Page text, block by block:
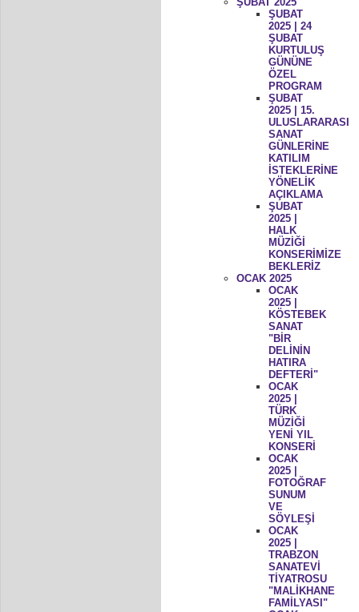
ŞUBAT
2025 | 24
ŞUBAT
KURTULUŞ
GÜNÜNE
ÖZEL
PROGRAM
ŞUBAT
2025 | 15.
ULUSLARARASI
SANAT
GÜNLERİNE
KATILIM
İSTEKLERİNE
YÖNELİK
AÇIKLAMA
ŞUBAT
2025 |
HALK
MÜZİĞİ
KONSERİMİZE
BEKLERİZ
OCAK 2025
OCAK
2025 |
KÖSTEBEK
SANAT
"BİR
DELİNİN
HATIRA
DEFTERİ"
OCAK
2025 |
TÜRK
MÜZİĞİ
YENİ YIL
KONSERİ
OCAK
2025 |
FOTOĞRAF
SUNUM
VE
SÖYLEŞİ
OCAK
2025 |
TRABZON
SANATEVİ
TİYATROSU
"MALİKHANE
FAMİLYASI"